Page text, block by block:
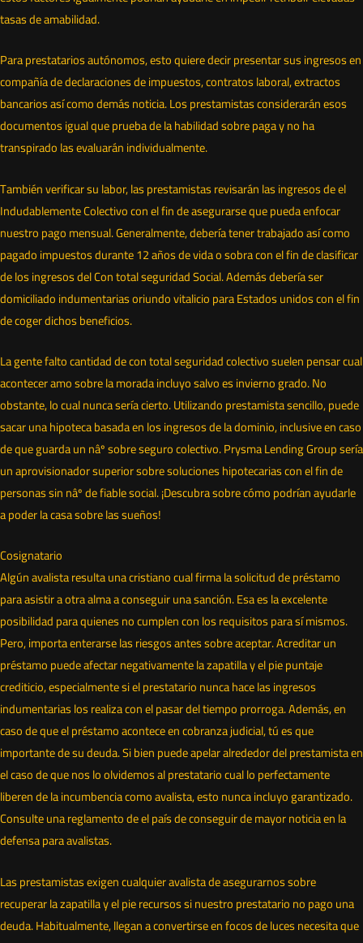
tasas de amabilidad.
Para prestatarios autónomos, esto quiere decir presentar sus ingresos en
compañía de declaraciones de impuestos, contratos laboral, extractos
bancarios así­ como demás noticia. Los prestamistas considerarán esos
documentos igual que prueba de la habilidad sobre paga y no ha
transpirado las evaluarán individualmente.
También verificar su labor, las prestamistas revisarán las ingresos de el
Indudablemente Colectivo con el fin de asegurarse que pueda enfocar
nuestro pago mensual. Generalmente, debería tener trabajado así­ como
pagado impuestos durante 12 años de vida o sobra con el fin de clasificar
de los ingresos del Con total seguridad Social. Además debería ser
domiciliado indumentarias oriundo vitalicio para Estados unidos con el fin
de coger dichos beneficios.
La gente falto cantidad de con total seguridad colectivo suelen pensar cual
acontecer amo sobre la morada incluyo salvo es invierno grado. No
obstante, lo cual nunca serí­a cierto. Utilizando prestamista sencillo, puede
sacar una hipoteca basada en los ingresos de la dominio, inclusive en caso
de que guarda un nâº sobre seguro colectivo. Prysma Lending Group serí­a
un aprovisionador superior sobre soluciones hipotecarias con el fin de
personas sin nâº de fiable social. ¡Descubra sobre cómo podrían ayudarle
a poder la casa sobre las sueños!
Cosignatario
Algún avalista resulta una cristiano cual firma la solicitud de préstamo
para asistir a otra alma a conseguir una sanción. Esa es la excelente
posibilidad para quienes no cumplen con los requisitos para sí mismos.
Pero, importa enterarse las riesgos antes sobre aceptar. Acreditar un
préstamo puede afectar negativamente la zapatilla y el pie puntaje
crediticio, especialmente si el prestatario nunca hace las ingresos
indumentarias los realiza con el pasar del tiempo prorroga. Además, en
caso de que el préstamo acontece en cobranza judicial, tú es que
importante de su deuda. Si bien puede apelar alrededor del prestamista en
el caso de que nos lo olvidemos al prestatario cual lo perfectamente
liberen de la incumbencia como avalista, esto nunca incluyo garantizado.
Consulte una reglamento de el país de conseguir de mayor noticia en la
defensa para avalistas.
Las prestamistas exigen cualquier avalista de asegurarnos sobre
recuperar la zapatilla y el pie recursos si nuestro prestatario no pago una
deuda. Habitualmente, llegan a convertirse en focos de luces necesita que